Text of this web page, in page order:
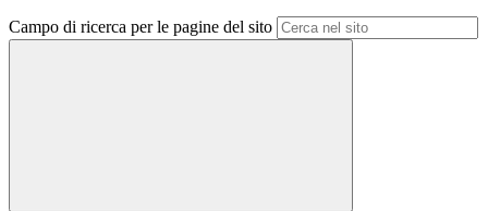
Campo di ricerca per le pagine del sito